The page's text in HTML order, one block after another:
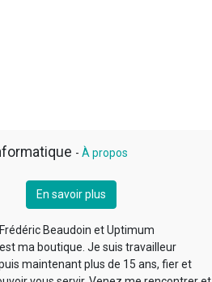
- À propos
En savoir plus
Beaudoin et Uptimum
ma boutique. Je suis travailleur
maintenant plus de 15 ans, fier et